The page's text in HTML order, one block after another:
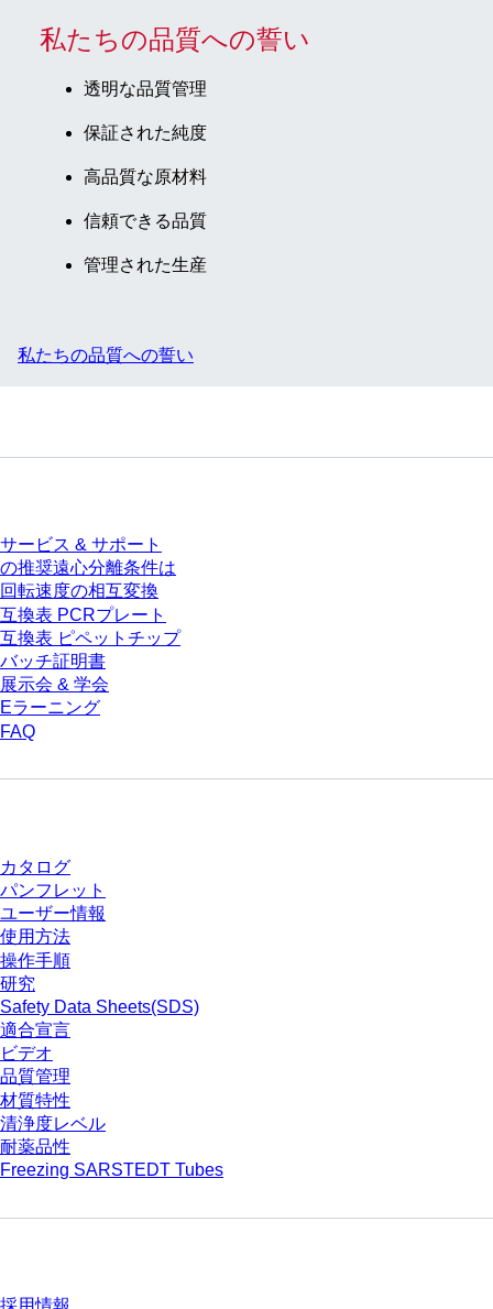
私たちの品質への誓い
透明な品質管理
保証された純度
高品質な原材料
信頼できる品質
管理された生産
私たちの品質への誓い
サービス & サポート
の推奨遠心分離条件は
回転速度の相互変換
互換表 PCRプレート
互換表 ピペットチップ
バッチ証明書
展示会 & 学会
Eラーニング
FAQ
カタログ
パンフレット
ユーザー情報
使用方法
操作手順
研究
Safety Data Sheets(SDS)
適合宣言
ビデオ
品質管理
材質特性
清浄度レベル
耐薬品性
Freezing SARSTEDT Tubes